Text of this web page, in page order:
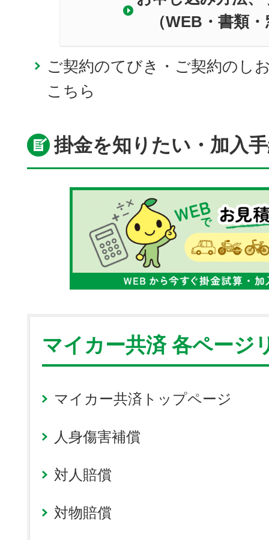
（WEB・書類
ご契約のてびき・ご契約のし
こちら
掛金を知りたい・加入
マイカー共済 各ページ
マイカー共済トップページ
人身傷害補償
対人賠償
対物賠償